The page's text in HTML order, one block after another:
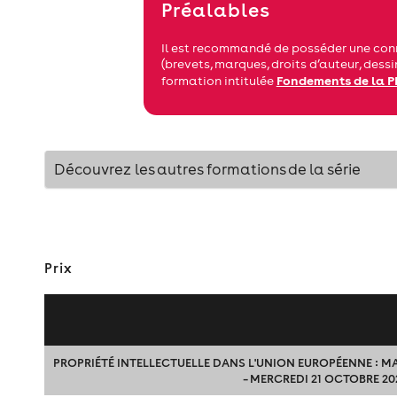
Préalables
Il est recommandé de posséder une
(brevets, marques, droits d’auteur,
formation intitulée Fondements de la PI
Découvrez les autres formations de la série
Prix
PROPRIÉTÉ INTELLECTUELLE DANS L'UNION EUROPÉENNE :
– MERCREDI 21 OCTOBRE